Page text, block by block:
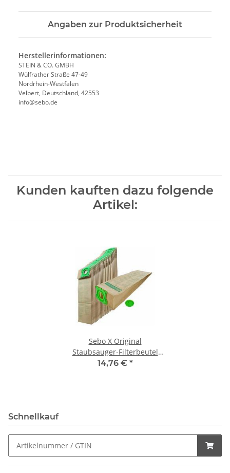
Angaben zur Produktsicherheit
Herstellerinformationen:
STEIN & CO. GMBH
Wülfrather Straße 47-49
Nordrhein-Westfalen
Velbert, Deutschland, 42553
info@sebo.de
Kunden kauften dazu folgende
Artikel:
Sebo X Original
Staubsauger-Filterbeutel
5093N 3-lagig mit grünem
14,76 € *
Schnellkauf